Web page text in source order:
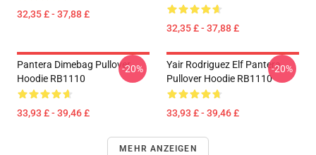
32,35 £ - 37,88 £
32,35 £ - 37,88 £
Pantera Dimebag Pullover
Hoodie RB1110
33,93 £ - 39,46 £
-20%
Yair Rodriguez Elf Pantera
Pullover Hoodie RB1110
33,93 £ - 39,46 £
-20%
MEHR ANZEIGEN